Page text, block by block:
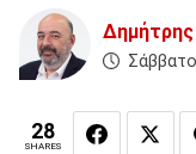
28
SHARES